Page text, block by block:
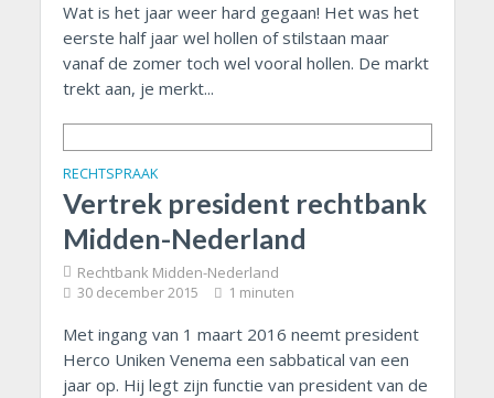
Wat is het jaar weer hard gegaan! Het was het
eerste half jaar wel hollen of stilstaan maar
vanaf de zomer toch wel vooral hollen. De markt
trekt aan, je merkt...
RECHTSPRAAK
Vertrek president rechtbank
Midden-Nederland
Rechtbank Midden-Nederland
30 december 2015 1 minuten
Met ingang van 1 maart 2016 neemt president
Herco Uniken Venema een sabbatical van een
jaar op. Hij legt zijn functie van president van de